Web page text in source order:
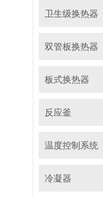
卫生级换热器
双管板换热器
板式换热器
反应釜
温度控制系统
冷凝器